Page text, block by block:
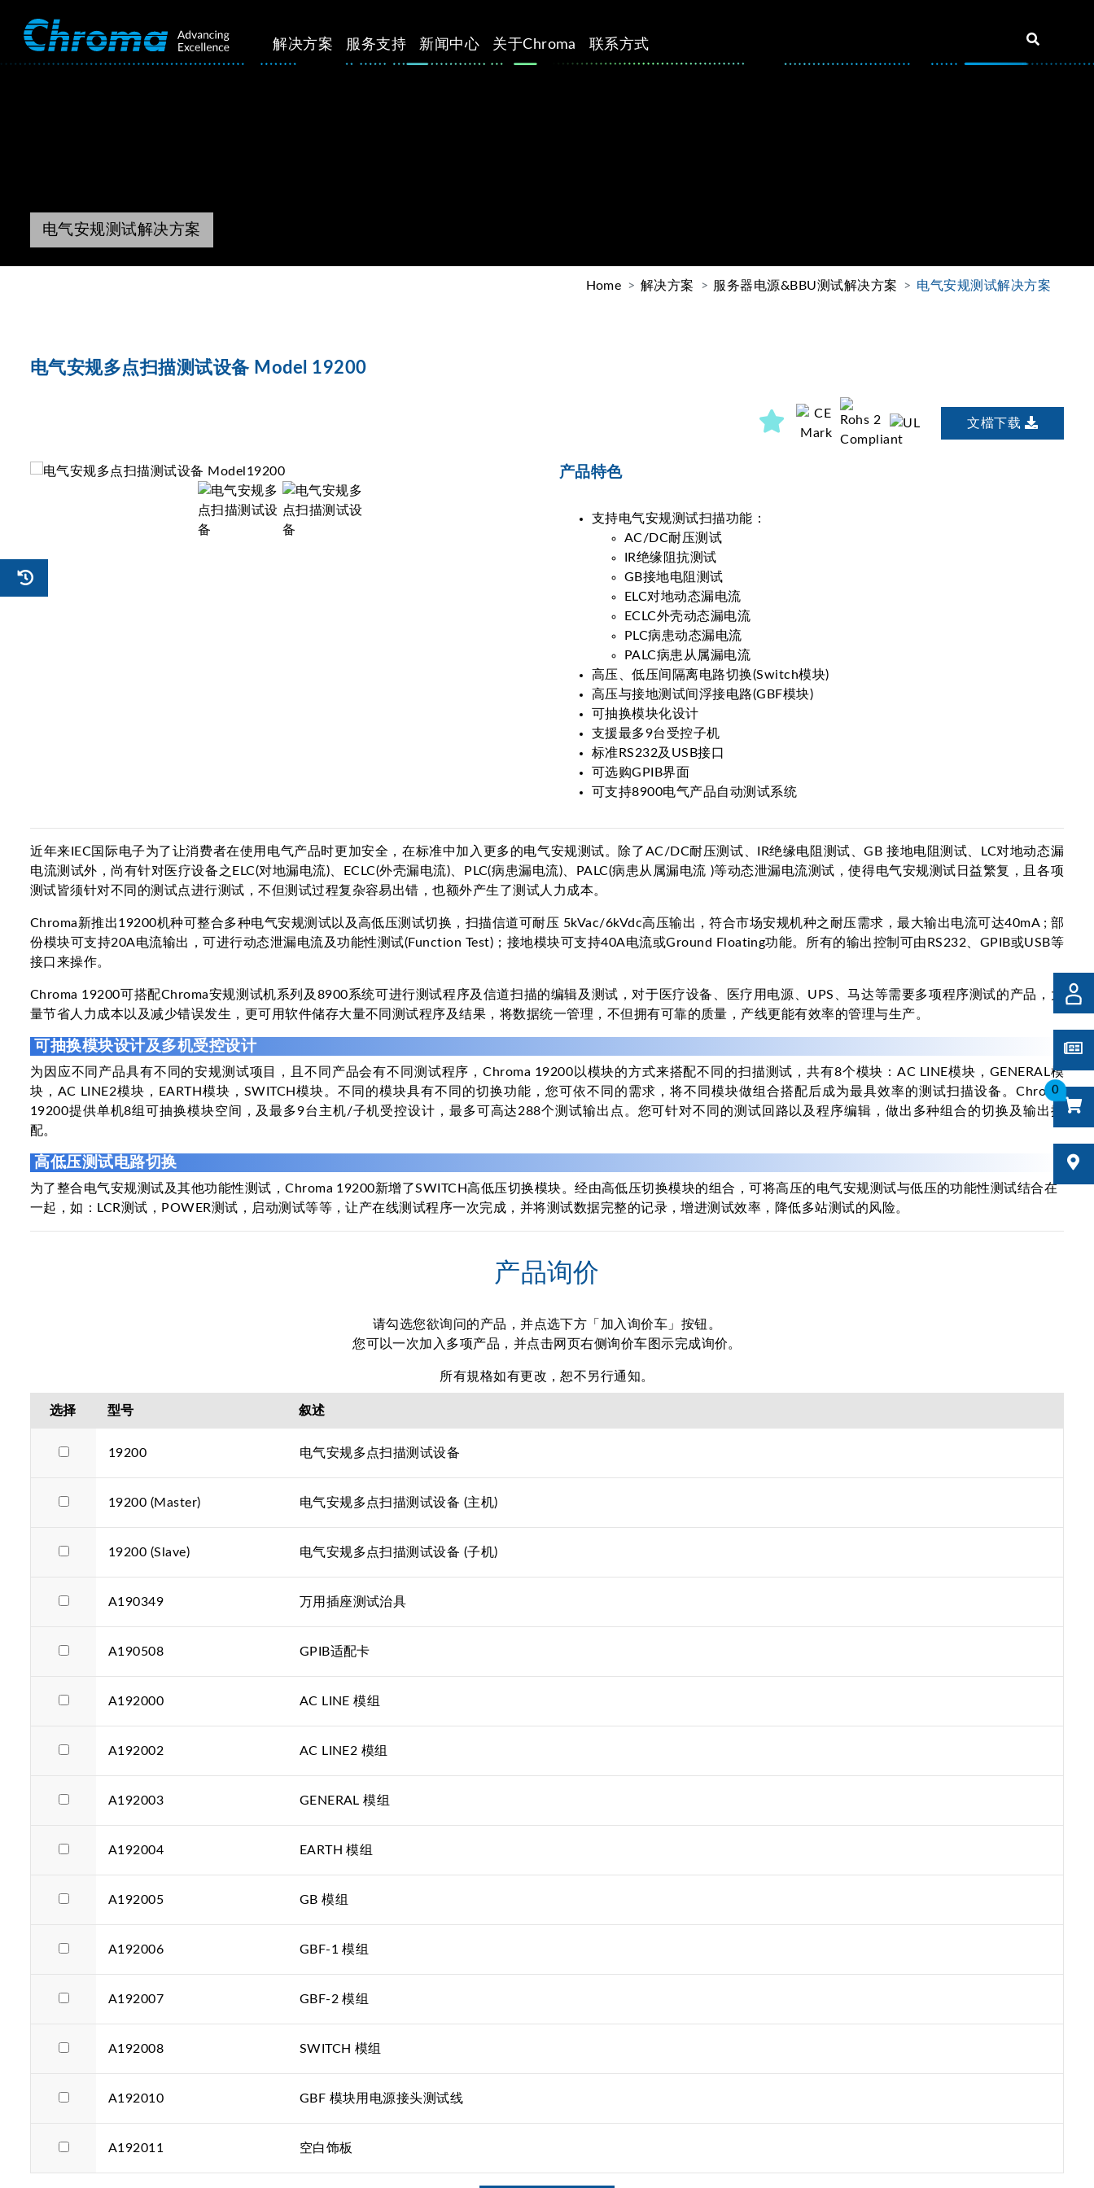
解决方案 服务支持 新闻中心 关于Chroma 联系方式
0
电气安规测试解决方案
Home 解决方案 服务器电源&BBU测试解决方案 电气安规测试解决方案
电气安规多点扫描测试设备 Model 19200
文檔下载
产品特色
支持电气安规测试扫描功能：
AC/DC耐压测试
IR绝缘阻抗测试
GB接地电阻测试
ELC对地动态漏电流
ECLC外壳动态漏电流
PLC病患动态漏电流
PALC病患从属漏电流
高压、低压间隔离电路切换(Switch模块)
高压与接地测试间浮接电路(GBF模块)
可抽换模块化设计
支援最多9台受控子机
标准RS232及USB接口
可选购GPIB界面
可支持8900电气产品自动测试系统
近年来IEC国际电子为了让消费者在使用电气产品时更加安全，在标准中加入更多的电气安规测试。除了AC/DC耐压测试、IR绝缘电阻测试、GB 接地电阻测试、LC对地动态漏
电流测试外，尚有针对医疗设备之ELC(对地漏电流)、ECLC(外壳漏电流)、PLC(病患漏电流)、PALC(病患从属漏电流 )等动态泄漏电流测试，使得电气安规测试日益繁复，且各项
测试皆须针对不同的测试点进行测试，不但测试过程复杂容易出错，也额外产生了测试人力成本。
Chroma新推出19200机种可整合多种电气安规测试以及高低压测试切换，扫描信道可耐压 5kVac/6kVdc高压输出，符合市场安规机种之耐压需求，最大输出电流可达40mA ; 部
份模块可支持20A电流输出，可进行动态泄漏电流及功能性测试(Function Test)；接地模块可支持40A电流或Ground Floating功能。所有的输出控制可由RS232、GPIB或USB等
接口来操作。
Chroma 19200可搭配Chroma安规测试机系列及8900系统可进行测试程序及信道扫描的编辑及测试，对于医疗设备、医疗用电源、UPS、马达等需要多项程序测试的产品，大
量节省人力成本以及减少错误发生，更可用软件储存大量不同测试程序及结果，将数据统一管理，不但拥有可靠的质量，产线更能有效率的管理与生产。
可抽换模块设计及多机受控设计
为因应不同产品具有不同的安规测试项目，且不同产品会有不同测试程序，Chroma 19200以模块的方式来搭配不同的扫描测试，共有8个模块：AC LINE模块，GENERAL模
块，AC LINE2模块，EARTH模块，SWITCH模块。不同的模块具有不同的切换功能，您可依不同的需求，将不同模块做组合搭配后成为最具效率的测试扫描设备。Chroma
19200提供单机8组可抽换模块空间，及最多9台主机/子机受控设计，最多可高达288个测试输出点。您可针对不同的测试回路以及程序编辑，做出多种组合的切换及输出搭
配。
高低压测试电路切换
为了整合电气安规测试及其他功能性测试，Chroma 19200新增了SWITCH高低压切换模块。经由高低压切换模块的组合，可将高压的电气安规测试与低压的功能性测试结合在
一起，如：LCR测试，POWER测试，启动测试等等，让产在线测试程序一次完成，并将测试数据完整的记录，增进测试效率，降低多站测试的风险。
产品询价
请勾选您欲询问的产品，并点选下方「加入询价车」按钮。
您可以一次加入多项产品，并点击网页右侧询价车图示完成询价。
所有規格如有更改，恕不另行通知。
选择 型号 叙述
19200 电气安规多点扫描测试设备
19200 (Master) 电气安规多点扫描测试设备 (主机)
19200 (Slave) 电气安规多点扫描测试设备 (子机)
A190349 万用插座测试治具
A190508 GPIB适配卡
A192000 AC LINE 模组
A192002 AC LINE2 模组
A192003 GENERAL 模组
A192004 EARTH 模组
A192005 GB 模组
A192006 GBF-1 模组
A192007 GBF-2 模组
A192008 SWITCH 模组
A192010 GBF 模块用电源接头测试线
A192011 空白饰板